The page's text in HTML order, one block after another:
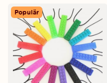
Populär